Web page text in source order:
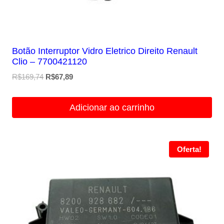
Botão Interruptor Vidro Eletrico Direito Renault
Clio – 7700421120
R$169,74 O
R$67,89O
é:
Adicionar ao carrinho
Oferta!